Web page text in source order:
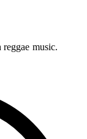
reggae music.